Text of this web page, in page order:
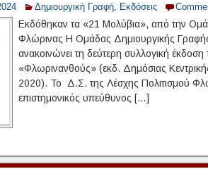
Δημιουργική Γραφή, Εκδόσεις
Εκδόθηκαν τα «21 Μολύβια», από την
Φλώρινας Η Ομάδας Δημιουργικής
ανακοινώνει τη δεύτερη συλλογική
«Φλωρινανθούς» (εκδ. Δημόσιας
2020). Το Δ.Σ. της Λέσχης Πολιτισμού
επιστημονικός υπεύθυνος […]